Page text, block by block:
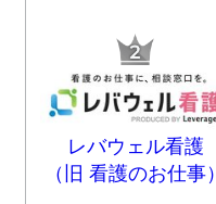
レバウェル看護
（旧 看護のお仕事）